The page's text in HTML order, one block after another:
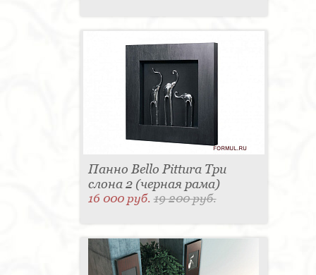
Панно Bello Pittura Три
слона 2 (черная рама)
16 000 руб.19 200 руб.